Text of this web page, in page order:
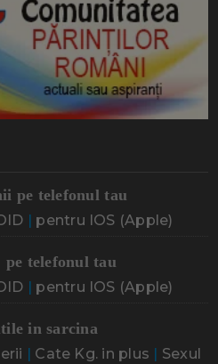
pe telefonul tau
| pentru IOS (Apple)
telefonul tau
| pentru IOS (Apple)
in sarcina
| Cate Kg. in plus | Sexul